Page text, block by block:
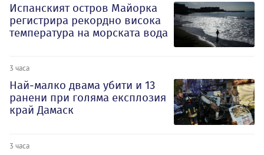
Испанският остров Майорка
регистрира рекордно висока
температура на морската вода
3 часа
Най-малко двама убити и 13
ранени при голяма експлозия
край Дамаск
3 часа